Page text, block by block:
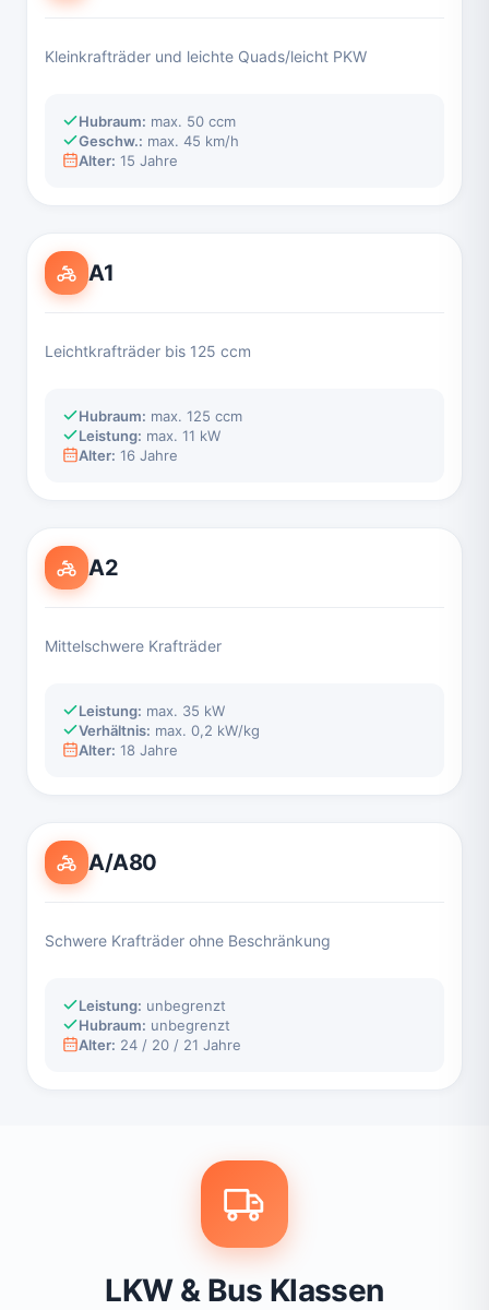
Kleinkrafträder und leichte Quads/leicht PKW
Hubraum: max. 50 ccm
Geschw.: max. 45 km/h
Alter: 15 Jahre
A1
Leichtkrafträder bis 125 ccm
Hubraum: max. 125 ccm
Leistung: max. 11 kW
Alter: 16 Jahre
A2
Mittelschwere Krafträder
Leistung: max. 35 kW
Verhältnis: max. 0,2 kW/kg
Alter: 18 Jahre
A/A80
Schwere Krafträder ohne Beschränkung
Leistung: unbegrenzt
Hubraum: unbegrenzt
Alter: 24 / 20 / 21 Jahre
LKW & Bus Klassen